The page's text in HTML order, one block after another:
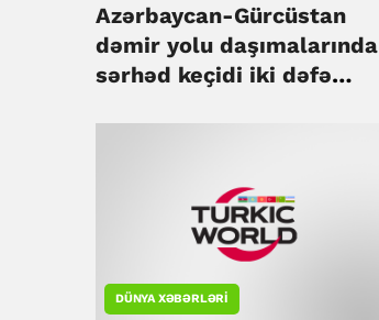
Azərbaycan-Gürcüstan
dəmir yolu daşımalarında
sərhəd keçidi iki dəfə
DÜNYA XƏBƏRLƏRI